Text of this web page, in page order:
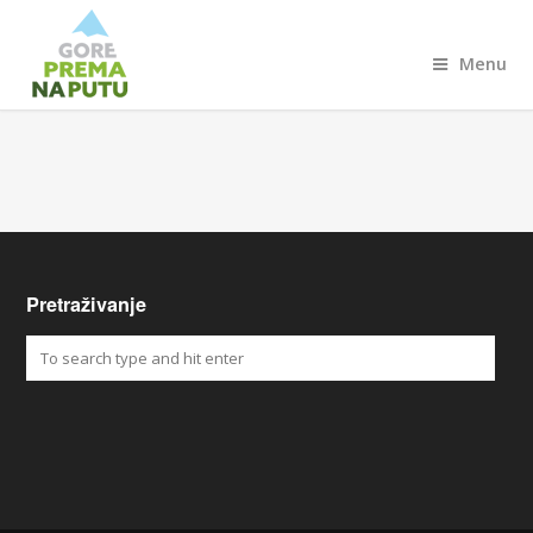
Menu
Pretraživanje